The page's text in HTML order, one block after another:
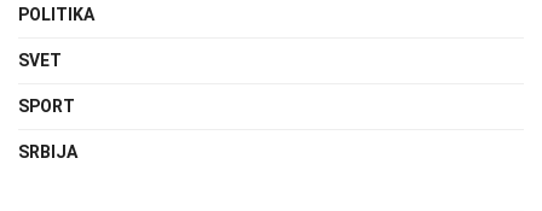
POLITIKA
SVET
SPORT
SRBIJA